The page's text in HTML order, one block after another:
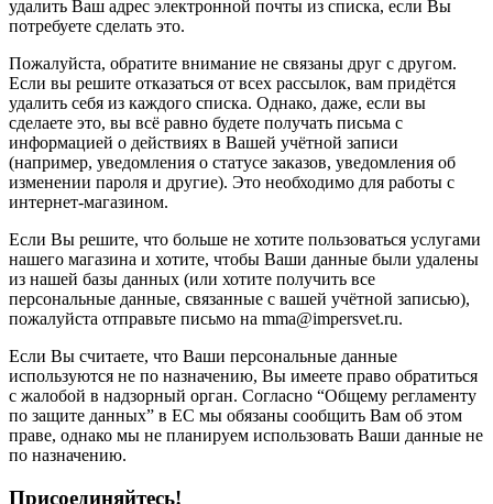
удалить Ваш адрес электронной почты из списка, если Вы
потребуете сделать это.
Пожалуйста, обратите внимание не связаны друг с другом.
Если вы решите отказаться от всех рассылок, вам придётся
удалить себя из каждого списка. Однако, даже, если вы
сделаете это, вы всё равно будете получать письма с
информацией о действиях в Вашей учётной записи
(например, уведомления о статусе заказов, уведомления об
изменении пароля и другие). Это необходимо для работы с
интернет-магазином.
Если Вы решите, что больше не хотите пользоваться услугами
нашего магазина и хотите, чтобы Ваши данные были удалены
из нашей базы данных (или хотите получить все
персональные данные, связанные с вашей учётной записью),
пожалуйста отправьте письмо на mma@impersvet.ru.
Если Вы считаете, что Ваши персональные данные
используются не по назначению, Вы имеете право обратиться
с жалобой в надзорный орган. Согласно “Общему регламенту
по защите данных” в ЕС мы обязаны сообщить Вам об этом
праве, однако мы не планируем использовать Ваши данные не
по назначению.
Присоединяйтесь!